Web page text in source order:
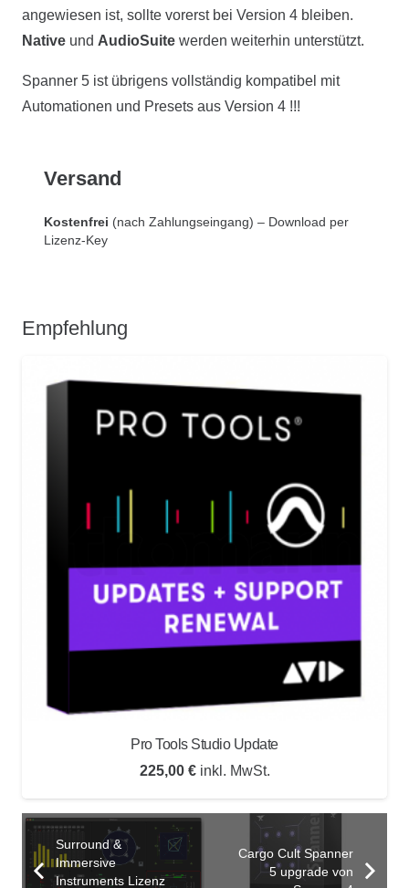
angewiesen ist, sollte vorerst bei Version 4 bleiben.
Native und AudioSuite werden weiterhin unterstützt.
Spanner 5 ist übrigens vollständig kompatibel mit
Automationen und Presets aus Version 4 !!!
Versand
Kostenfrei (nach Zahlungseingang) – Download per
Lizenz-Key
Empfehlung
Pro Tools Studio Update
225,00 € inkl. MwSt.
Surround &
Immersive
Instruments Lizenz
Cargo Cult Spanner
5 upgrade von